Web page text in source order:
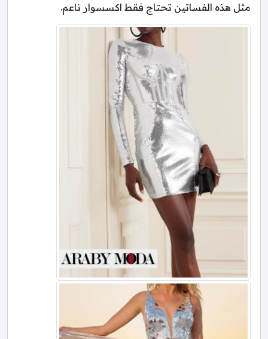
مثل هذه الفساتين تحتاج فقط اكسسوار ناعم.